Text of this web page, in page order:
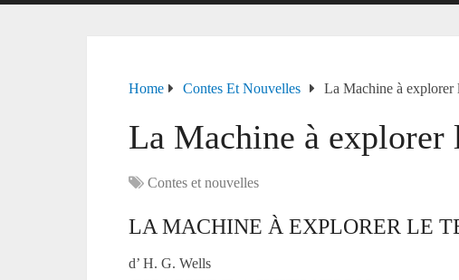
Home Contes Et Nouvelles La Machine à explorer
La Machine à explorer
Contes et nouvelles
LA MACHINE À EXPLORER LE
d’ H. G. Wells